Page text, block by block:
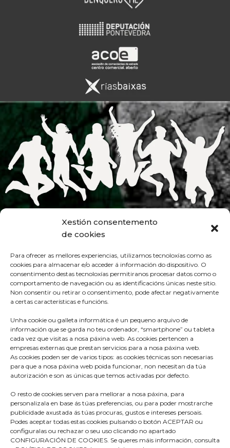
Xestión consentemento
de cookies
Para ofrecer as mellores experiencias, utilizamos tecnoloxías como as
cookies para almacenar e/o acceder á información do dispositivo. O
consentimento destas tecnoloxías permitiranos procesar datos como o
comportamento de navegación ou as identificacións únicas neste sitio.
Non consentir ou retirar o consentimento, pode afectar negativamente
a certas características e funcións.
Unha cookie ou galleta informática é un pequeno arquivo de
información que se garda no teu ordenador, “smartphone” ou tableta
cada vez que visitas a nosa páxina web. As cookies pertencen a
empresas externas que prestan servicios para a nosa páxina web.
As cookies poden ser de varios tipos: as cookies técnicas son necesarias
para que a nosa páxina web poida funcionar, non necesitan da túa
autorización e son as únicas que temos activadas por defecto.
O resto de cookies serven para mellorar a nosa páxina, para
personalizala en base ás túas preferencias, ou para poder mostrarche
publicidade axustada ás túas procuras, gustos e intereses persoais.
Podes aceptar todas estas cookies pulsando o botón ACEPTAR ou
configuralas ou rechazar o seu uso clicando no apartado
CONFIGURACIÓN DE COOKIES. Se queres máis información, consulta
Praza do Concello s/n
36680 A Estrada – Pontevedra
Telf: 986570165
info@aestrada.gal